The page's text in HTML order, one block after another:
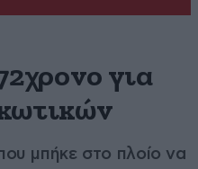
για
μπήκε στο πλοίο να